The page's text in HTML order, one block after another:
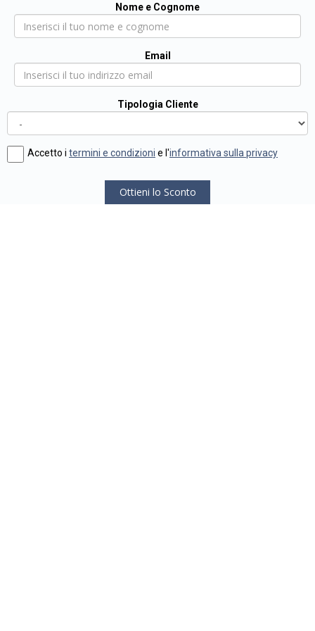
Nome e Cognome
Email
Tipologia Cliente
Accetto i termini e condizioni e l'informativa sulla privacy
Ottieni lo Sconto